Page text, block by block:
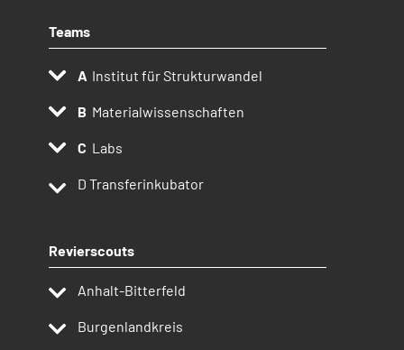
Teams
Institut für Strukturwandel
Materialwissenschaften
Labs
D Transferinkubator
Revierscouts
Anhalt-Bitterfeld
Burgenlandkreis